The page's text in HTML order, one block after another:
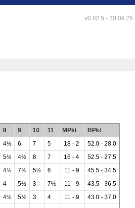
v0.82.5 - 30.09.25 |
8 9 10 11 MPkt
BPkt
4½ 6 7 5 18 - 2
52.0 - 28.0
5½ 4½ 8 7 16 - 4
52.5 - 27.5
4½ 7½ 5½ 6 11 - 9
45.5 - 34.5
4 5½ 3 7½ 11 - 9
43.5 - 36.5
4½ 5½ 3 4 11 - 9
43.0 - 37.0